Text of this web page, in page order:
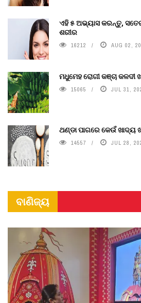
ଏହି ୫ ଅଭ୍ୟାସ କରନ୍ତୁ,
ଶରୀର
16212 AUG 02,
ମଧୁମେହ ରୋଗୀ କଞ୍ଚା କଳଦୀ
15065 JUL 31,
ଥଣ୍ଡା ପାଗରେ କେଉଁ ଖାଦ୍ୟ
14557 JUL 28,
ବାଣିଜ୍ୟ